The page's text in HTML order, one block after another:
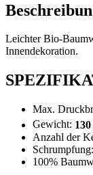
Leichter Bio-
Innendekoration.
Max.
Gewicht:
Anzahl der
100%